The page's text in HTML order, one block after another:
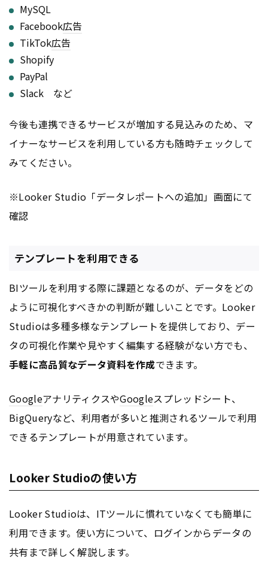
MySQL
Facebook広告
TikTok広告
Shopify
PayPal
Slack など
今後も連携できるサービスが増加する見込みのため、マ
イナーなサービスを利用している方も随時チェックして
みてください。
※Looker Studio「データレポートへの追加」画面にて
確認
テンプレートを利用できる
BIツールを利用する際に課題となるのが、データをどの
ように可視化すべきかの判断が難しいことです。Looker
Studioは多種多様なテンプレートを提供しており、デー
タの可視化作業や見やすく編集する経験がない方でも、
手軽に高品質なデータ資料を作成できます。
GoogleアナリティクスやGoogleスプレッドシート、
BigQueryなど、利用者が多いと推測されるツールで利用
できるテンプレートが用意されています。
Looker Studioの使い方
Looker Studioは、ITツールに慣れていなくても簡単に
利用できます。使い方について、ログインからデータの
共有まで詳しく解説します。